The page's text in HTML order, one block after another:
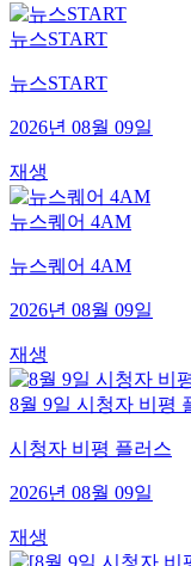
뉴스START
뉴스START
2026년 08월 09일
재생
뉴스퀘어 4AM
뉴스퀘어 4AM
2026년 08월 09일
재생
8월 9일 시청자 비평
시청자 비평 플러스
2026년 08월 09일
재생